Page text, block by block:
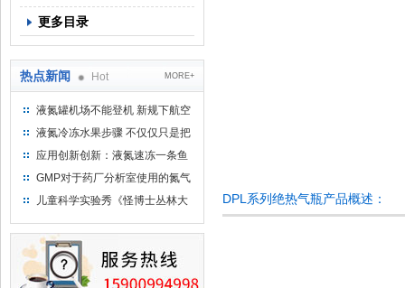
更多目录
热点新闻 Hot MORE+
液氮罐机场不能登机 新规下航空
运输罐能否上飞机
液氮冷冻水果步骤 不仅仅只是把
水果扔到液氮中
应用创新创新：液氮速冻一条鱼
只需15分钟 保持活鲜一整年
GMP对于药厂分析室使用的氮气
钢瓶存放标准
儿童科学实验秀《怪博士丛林大
及
DPL系列绝热气瓶产品概述：